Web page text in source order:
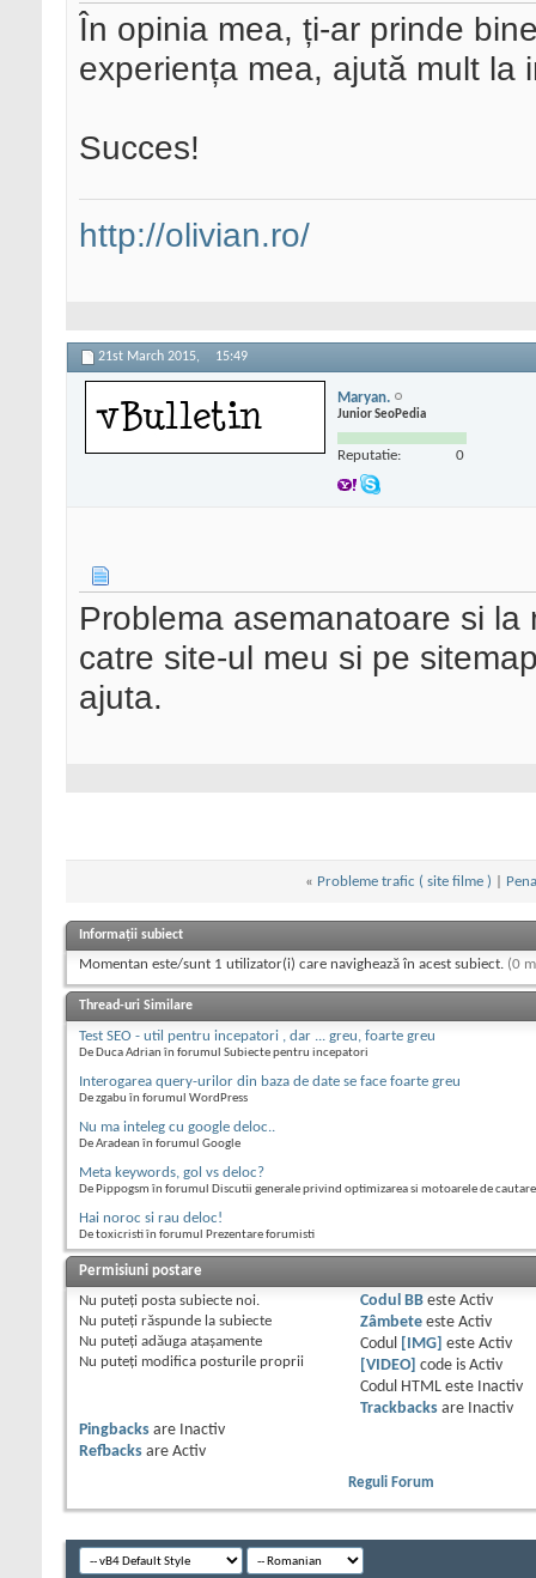
În opinia mea, ți-ar prinde
experiența mea, ajută mult la
Succes!
http://olivian.ro/
21st March 2015, 15:49
Maryan.
Junior SeoPedia
Reputatie: 0
Problema asemanatoare si
catre site-ul meu si pe
ajuta.
« Probleme trafic ( site filme )
Informații subiect
Momentan este/sunt 1 utilizator(i) care navighează în acest subiect. (0
Thread-uri Similare
Test SEO - util pentru incepatori , dar ... greu, foarte greu
De Duca Adrian în forumul Subiecte pentru incepatori
Interogarea query-urilor din baza de date se face foarte greu
De zgabu în forumul WordPress
Nu ma inteleg cu google deloc..
De Aradean în forumul Google
Meta keywords, gol vs deloc?
De Pippogsm în forumul Discutii generale privind optimizarea si motoarele de cautare
Hai noroc si rau deloc!
De toxicristi în forumul Prezentare forumisti
Permisiuni postare
Nu puteţi posta subiecte noi.
Nu puteţi răspunde la subiecte
Nu puteţi adăuga ataşamente
Nu puteţi modifica posturile proprii
Codul BBeste Activ
Zâmbeteeste Activ
Codul
[IMG] este Activ
[VIDEO]
code is Activ
Codul HTML este
Inactiv
Trackbacksare
Inactiv
Pingbacks are
Inactiv
Refbacks are Activ
Reguli Forum